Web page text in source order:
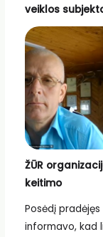
veiklos
ŽŪR
keitimo
Posėdį pradėjęs
informavo, kad